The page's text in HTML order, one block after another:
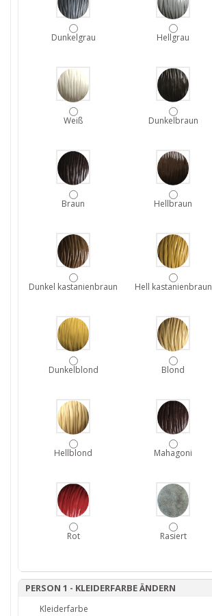
Dunkelgrau Hellgrau
Weiß Dunkelbraun
Braun Hellbraun
Dunkel kastanienbraun Hell kastanienbraun
Dunkelblond Blond
Hellblond Mahagoni
Rot Rasiert
PERSON 1 - KLEIDERFARBE ÄNDERN
Kleiderfarbe